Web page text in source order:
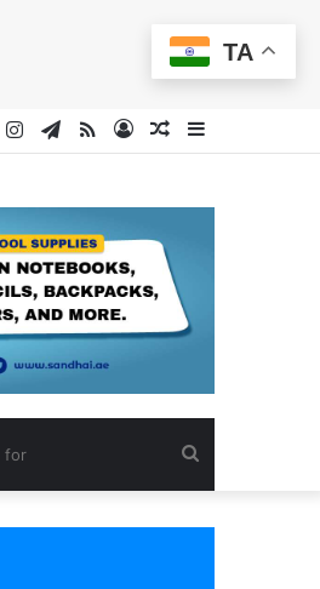
Random
Log
RSS
Telegram
Instagram
YouTube
for
TA